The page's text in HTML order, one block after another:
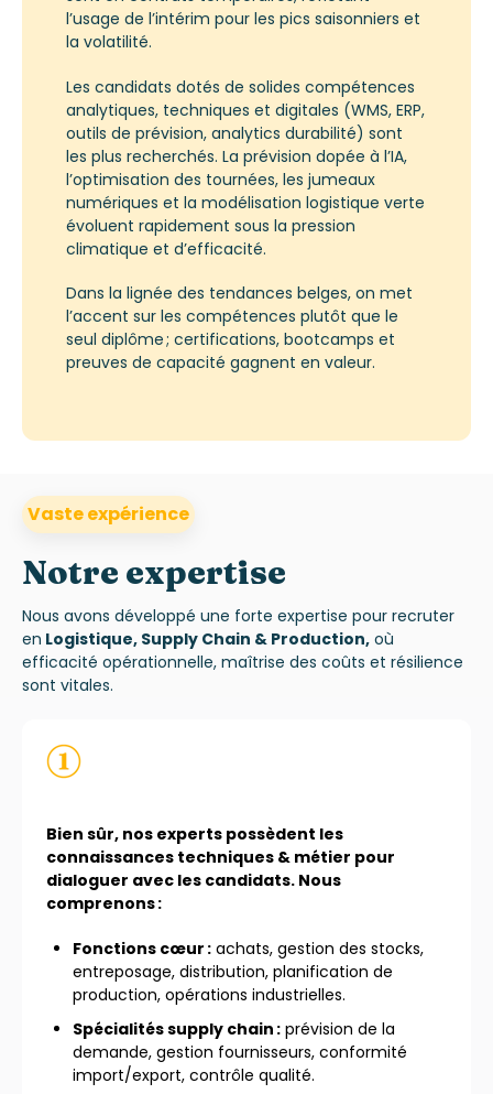
l’usage de l’intérim pour les pics saisonniers et
la volatilité.
Les candidats dotés de solides compétences
analytiques, techniques et digitales (WMS, ERP,
outils de prévision, analytics durabilité) sont
les plus recherchés. La prévision dopée à l’IA,
l’optimisation des tournées, les jumeaux
numériques et la modélisation logistique verte
évoluent rapidement sous la pression
climatique et d’efficacité.
Dans la lignée des tendances belges, on met
l’accent sur les compétences plutôt que le
seul diplôme ; certifications, bootcamps et
preuves de capacité gagnent en valeur.
Vaste expérience
Notre expertise
Nous avons développé une forte expertise pour recruter
en Logistique, Supply Chain & Production, où
efficacité opérationnelle, maîtrise des coûts et résilience
sont vitales.
Bien sûr, nos experts possèdent les
connaissances techniques & métier pour
dialoguer avec les candidats. Nous
comprenons :
Fonctions cœur :achats, gestion des stocks,
entreposage, distribution, planification de
production, opérations industrielles.
Spécialités supply chain :prévision de la
demande, gestion fournisseurs, conformité
import/export, contrôle qualité.